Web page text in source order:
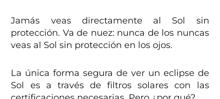
Jamás veas directamente al Sol sin
protección. Va de nuez: nunca de los nuncas
veas al Sol sin protección en los ojos.
La única forma segura de ver un eclipse de
Sol es a través de filtros solares con las